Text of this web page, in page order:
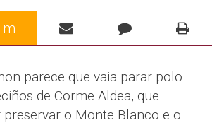
m
parece que vaia parar polo
de Corme Aldea, que
o Monte Blanco e o